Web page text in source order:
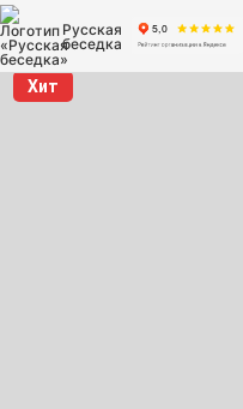
Русская
беседка
Хит